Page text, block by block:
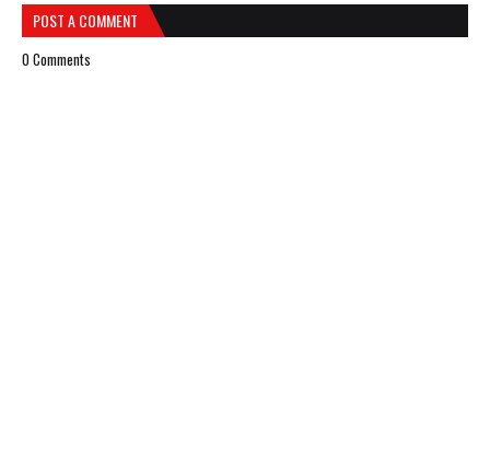
POST A COMMENT
0 Comments